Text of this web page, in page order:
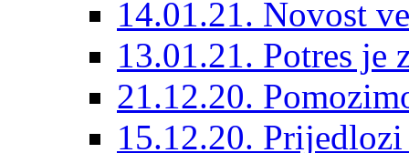
14.01.21. Novost
13.01.21. Potres je
21.12.20.
15.12.20.